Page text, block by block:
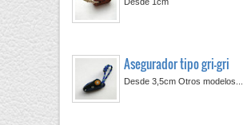
Asegurador tipo gri-gri
Desde 3,5cm Otros modelos...